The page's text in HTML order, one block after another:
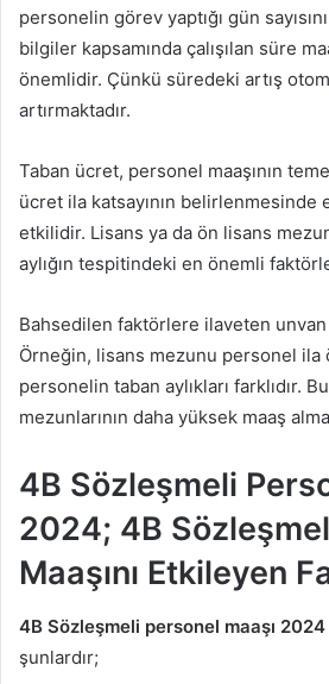
personelin görev yaptığı gün
bilgiler kapsamında çalışılan süre
önemlidir. Çünkü süredeki artış
artırmaktadır.
Taban ücret, personel maaşının
ücret ila katsayının belirlenmesinde
etkilidir. Lisans ya da ön lisans
aylığın tespitindeki en önemli
Bahsedilen faktörlere ilaveten unvan
Örneğin, lisans mezunu personel ila
personelin taban aylıkları farklıdır.
mezunlarının daha yüksek maaş
4B Sözleşmeli
2024; 4B
Maaşını Etkileyen
4B Sözleşmeli personel maaşı 2024
şunlardır;